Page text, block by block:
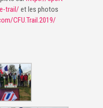
trail/ et les photos
CFU.Trail.2019/